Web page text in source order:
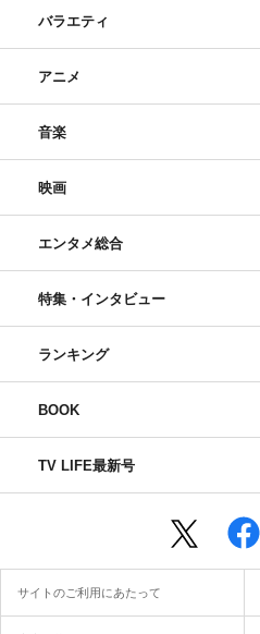
バラエティ
アニメ
音楽
映画
エンタメ総合
特集・インタビュー
ランキング
BOOK
TV LIFE最新号
サイトのご利用にあたって